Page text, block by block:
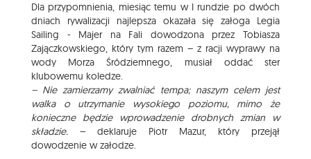
Dla przypomnienia, miesiąc temu w I rundzie po dwóch
dniach rywalizacji najlepsza okazała się załoga Legia
Sailing - Majer na Fali dowodzona przez Tobiasza
Zajączkowskiego, który tym razem – z racji wyprawy na
wody Morza Śródziemnego, musiał oddać ster
klubowemu koledze.
– Nie zamierzamy zwalniać tempa; naszym celem jest
walka o utrzymanie wysokiego poziomu, mimo że
konieczne będzie wprowadzenie drobnych zmian w
składzie. – deklaruje Piotr Mazur, który przejął
dowodzenie w załodze.